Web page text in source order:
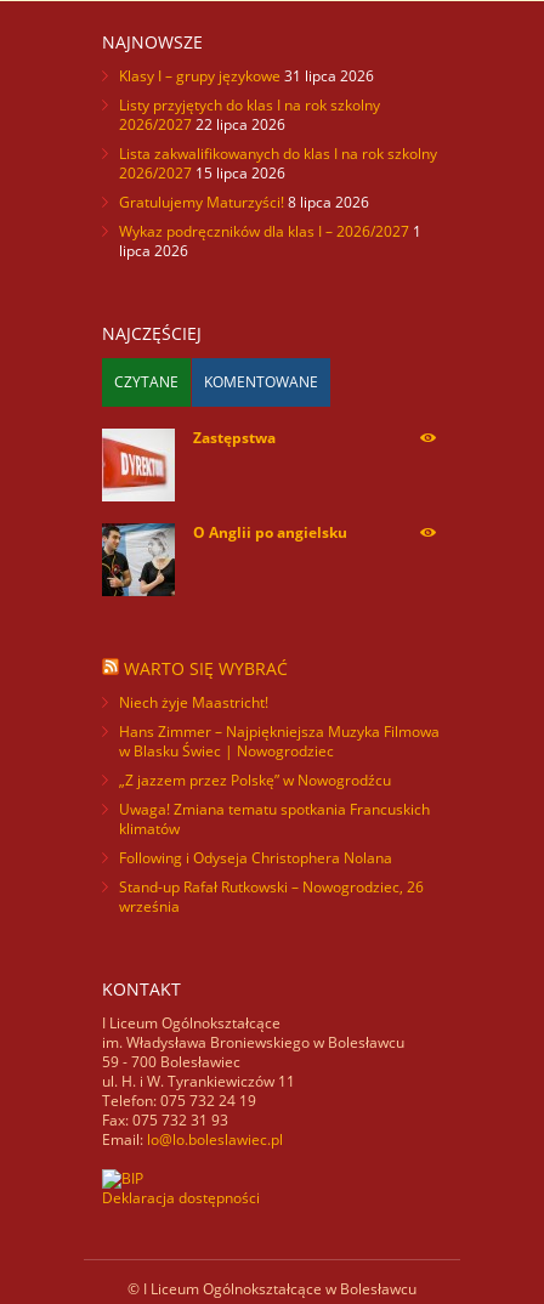
NAJNOWSZE
Klasy I – grupy językowe 31 lipca 2026
Listy przyjętych do klas I na rok szkolny
2026/202722 lipca 2026
Lista zakwalifikowanych do klas I na rok szkolny
2026/2027 15 lipca 2026
Gratulujemy Maturzyści!8 lipca 2026
Wykaz podręczników dla klas I – 2026/2027 1
lipca 2026
NAJCZĘŚCIEJ
CZYTANE KOMENTOWANE
Zastępstwa
O Anglii po angielsku
WARTO SIĘ WYBRAĆ
Niech żyje Maastricht!
Hans Zimmer – Najpiękniejsza Muzyka Filmowa
w Blasku Świec | Nowogrodziec
„Z jazzem przez Polskę” w Nowogrodźcu
Uwaga! Zmiana tematu spotkania Francuskich
klimatów
Following i Odyseja Christophera Nolana
Stand-up Rafał Rutkowski – Nowogrodziec, 26
września
KONTAKT
I Liceum Ogólnokształcące
im. Władysława Broniewskiego w Bolesławcu
59 - 700 Bolesławiec
ul. H. i W. Tyrankiewiczów 11
Telefon: 075 732 24 19
Fax: 075 732 31 93
Email: lo@lo.boleslawiec.pl
Deklaracja dostępności
© I Liceum Ogólnokształcące w Bolesławcu